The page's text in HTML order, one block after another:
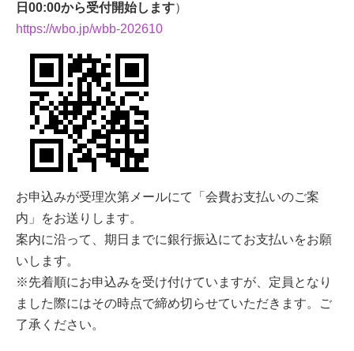
日00:00から受付開始します）
https://wbo.jp/wbb-202610
お申込みが受理次第メールにて「会費お支払いのご案
内」をお送りします。
案内に沿って、期日までに銀行振込にてお支払いをお願
いします。
※先着順にお申込みを受け付けていますが、定員となり
ました際にはその時点で締め切らせていただきます。ご
了承ください。